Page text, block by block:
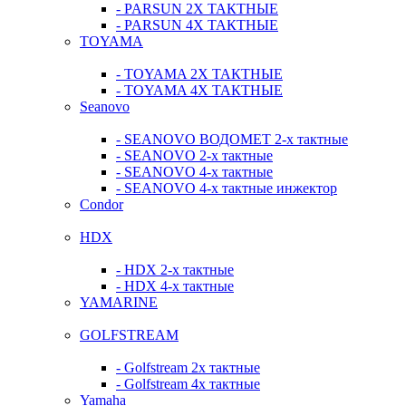
- PARSUN 2Х ТАКТНЫЕ
- PARSUN 4Х ТАКТНЫЕ
TOYAMA
- TOYAMA 2Х ТАКТНЫЕ
- TOYAMA 4Х ТАКТНЫЕ
Seanovo
- SEANOVO ВОДОМЕТ 2-х тактные
- SEANOVO 2-х тактные
- SEANOVO 4-х тактные
- SEANOVO 4-х тактные инжектор
Condor
HDX
- HDX 2-х тактные
- HDX 4-х тактные
YAMARINE
GOLFSTREAM
- Golfstream 2х тактные
- Golfstream 4х тактные
Yamaha